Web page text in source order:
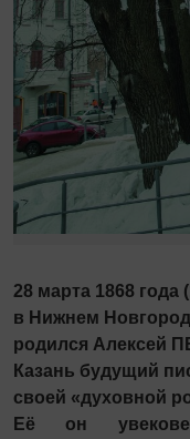
28 марта 1868 года
в Нижнем
родился Алексей
Казань будущий
своей «духовной
Её он